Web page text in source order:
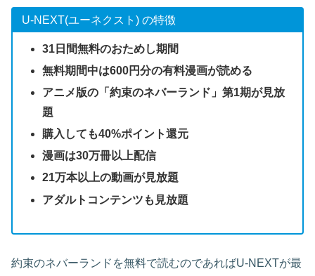
U-NEXT(ユーネクスト) の特徴
31日間無料のおためし期間
無料期間中は600円分の有料漫画が読める
アニメ版の「約束のネバーランド」第1期が見放
題
購入しても40%ポイント還元
漫画は30万冊以上配信
21万本以上の動画が見放題
アダルトコンテンツも見放題
約束のネバーランドを無料で読むのであればU-NEXTが最